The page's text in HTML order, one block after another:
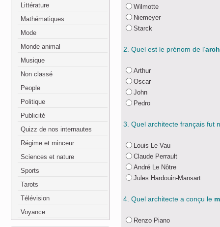
Littérature
Mathématiques
Mode
Monde animal
Musique
Non classé
People
Politique
Publicité
Quizz de nos internautes
Régime et minceur
Sciences et nature
Sports
Tarots
Télévision
Voyance
Wilmotte
Niemeyer
Starck
2. Quel est le prénom de l’
Arthur
Oscar
John
Pedro
3. Quel architecte français fut
Louis Le Vau
Claude Perrault
André Le Nôtre
Jules Hardouin-Mansart
4. Quel architecte a conçu le
Renzo Piano